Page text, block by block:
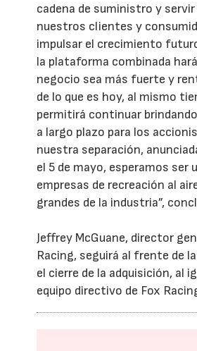
cadena de suministro y
nuestros clientes y
impulsar el crecimiento
la plataforma combinada
negocio sea más fuerte y
de lo que es hoy, al mismo
permitirá continuar
a largo plazo para los
nuestra separación,
el 5 de mayo, esperamos ser
empresas de recreación al
grandes de la industria”,
Jeffrey McGuane, director
Racing, seguirá al frente de
el cierre de la adquisición, al
equipo directivo de Fox